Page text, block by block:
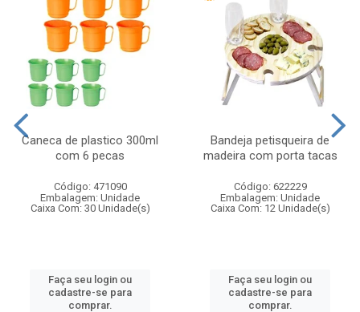
Caneca de plastico 300ml
com 6 pecas
Código: 471090
Embalagem: Unidade
Caixa Com: 30 Unidade(s)
Faça seu login ou
cadastre-se para
comprar.
Bandeja petisqueira de
madeira com porta tacas
Código: 622229
Embalagem: Unidade
Caixa Com: 12 Unidade(s)
Faça seu login ou
cadastre-se para
comprar.